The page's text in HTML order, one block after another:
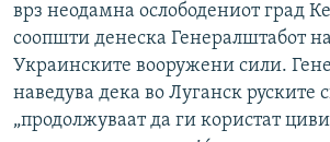
врз неодамна ослободениот град
соопшти денеска Генералштабот на
Украинските вооружени сили.
наведува дека во Луганск руските
„продолжуваат да ги користат